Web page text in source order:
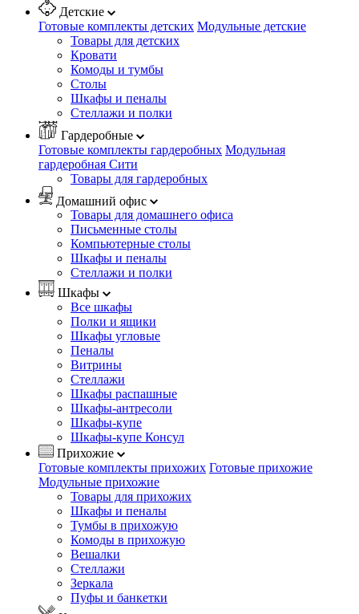
Детские
Готовые комплекты детских Модульные детские
Товары для детских
Кровати
Комоды и тумбы
Столы
Шкафы и пеналы
Стеллажи и полки
Гардеробные
Готовые комплекты гардеробных Модульная
гардеробная Сити
Товары для гардеробных
Домашний офис
Товары для домашнего офиса
Письменные столы
Компьютерные столы
Шкафы и пеналы
Стеллажи и полки
Шкафы
Все шкафы
Полки и ящики
Шкафы угловые
Пеналы
Витрины
Стеллажи
Шкафы распашные
Шкафы-антресоли
Шкафы-купе
Шкафы-купе Консул
Прихожие
Готовые комплекты прихожих Готовые прихожие
Модульные прихожие
Товары для прихожих
Шкафы и пеналы
Тумбы в прихожую
Комоды в прихожую
Вешалки
Стеллажи
Зеркала
Пуфы и банкетки